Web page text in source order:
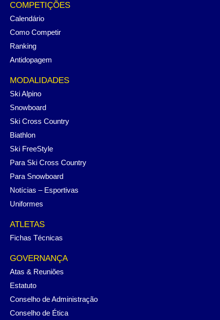
COMPETIÇÕES
Calendário
Como Competir
Ranking
Antidopagem
MODALIDADES
Ski Alpino
Snowboard
Ski Cross Country
Biathlon
Ski FreeStyle
Para Ski Cross Country
Para Snowboard
Notícias – Esportivas
Uniformes
ATLETAS
Fichas Técnicas
GOVERNANÇA
Atas & Reuniões
Estatuto
Conselho de Administração
Conselho de Ética